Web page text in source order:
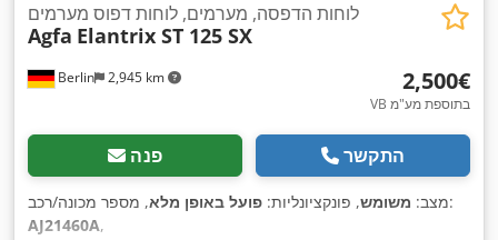
Berlin 2,945 km
לוחות הדפסה, מערמים, לוחות דפוס מערמים
Agfa Elantrix ST 125 SX
‏2,500 ‏€
VB בתוספת מע"מ
פנה התקשר
מצב: משומש, פונקציונליות: פועל באופן מלא
, מספר מכונה/רכב:
AJ21460A,